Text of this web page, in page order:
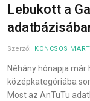
Lebukott a
Szerző: KONCSOS
Néhány hónapja már
középkategóriába
Most az AnTuTu